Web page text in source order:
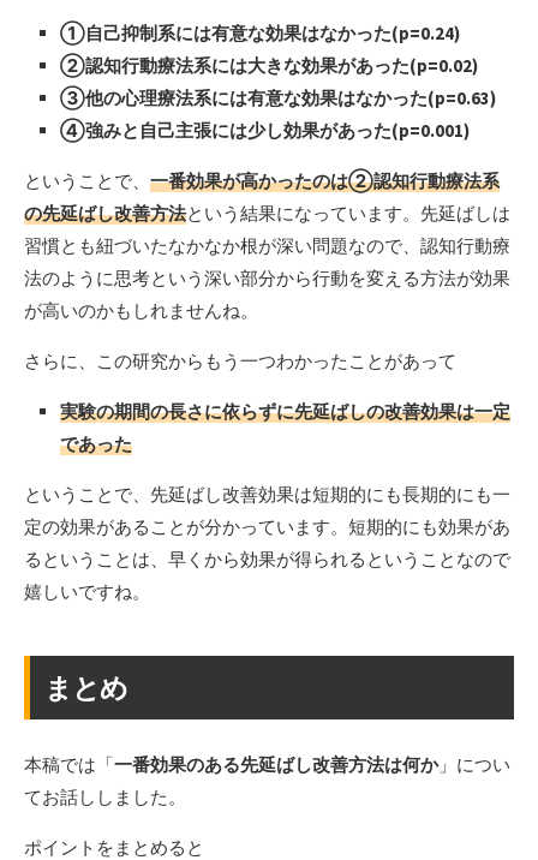
①自己抑制系には有意な効果はなかった(p=0.24)
②認知行動療法系には大きな効果があった(p=0.02)
③他の心理療法系には有意な効果はなかった(p=0.63)
④強みと自己主張には少し効果があった(p=0.001)
ということで、 一番効果が高かったのは②認知行動療法系
の先延ばし改善方法という結果になっています。先延ばしは
習慣とも紐づいたなかなか根が深い問題なので、認知行動療
法のように思考という深い部分から行動を変える方法が効果
が高いのかもしれませんね。
さらに、この研究からもう一つわかったことがあって
実験の期間の長さに依らずに先延ばしの改善効果は一定
であった
ということで、先延ばし改善効果は短期的にも長期的にも一
定の効果があることが分かっています。短期的にも効果があ
るということは、早くから効果が得られるということなので
嬉しいですね。
まとめ
本稿では「一番効果のある先延ばし改善方法は何か」につい
てお話ししました。
ポイントをまとめると